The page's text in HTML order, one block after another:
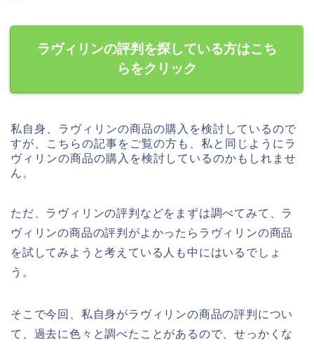
ラヴィリンの評判を探している方はこち
らをクリック
私自身、ラヴィリンの商品の購入を検討しているので
すが、こちらの記事をご覧の方も、私と同じようにラ
ヴィリンの商品の購入を検討しているのかもしれませ
ん。
ただ、ラヴィリンの評判などをまずは調べてみて、ラ
ヴィリンの商品の評判がよかったらラヴィリンの商品
を試してみようと考えている人も中にはいるでしょ
う。
そこで今回、私自身がラヴィリンの商品の評判につい
て、過去に色々と調べたことがあるので、せっかくな